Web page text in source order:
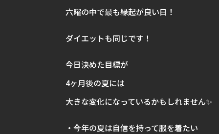
六曜の中で最も縁起が良い日！
ダイエットも同じです！
今日決めた目標が
4ヶ月後の夏には
大きな変化になっているかもしれません✨
・今年の夏は自信を持って服を着たい